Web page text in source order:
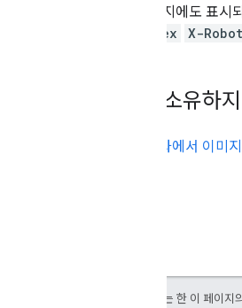
른 페이지에도 표
noindex
X-
내가 소유하
검색결과에서 이미
달리 명시되지 않는 한 이 페이지